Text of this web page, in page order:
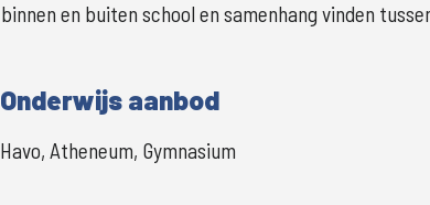
binnen en buiten school en samenhang vinden
Onderwijs aanbod
Havo, Atheneum, Gymnasium